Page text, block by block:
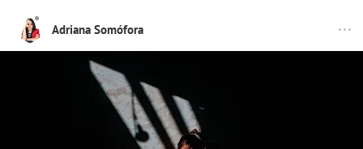
Adriana Somófora